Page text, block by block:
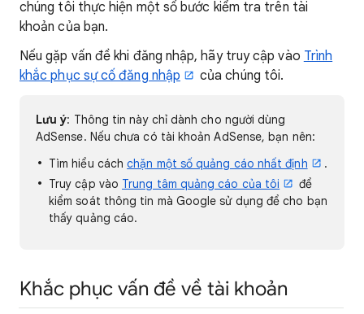
chúng tôi thực hiện một số bước kiểm tra trên tài
khoản của bạn.
Nếu gặp vấn đề khi đăng nhập, hãy truy cập vào Trình
khắc phục sự cố đăng nhập
của chúng tôi.
Lưu ý: Thông tin này chỉ dành cho người dùng
AdSense. Nếu chưa có tài khoản AdSense, bạn nên:
Tìm hiểu cáchchặn một số quảng cáo nhất định
.
Truy cập vào Trung tâm quảng cáo của tôi
để
kiểm soát thông tin mà Google sử dụng để cho bạn
thấy quảng cáo.
Khắc phục vấn đề về tài khoản